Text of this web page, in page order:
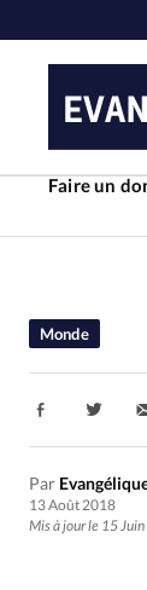
Faire un
RUBRIQUES
Toute
Monde
Par
13 Août 2018
Mis à jour le 15
Partager: